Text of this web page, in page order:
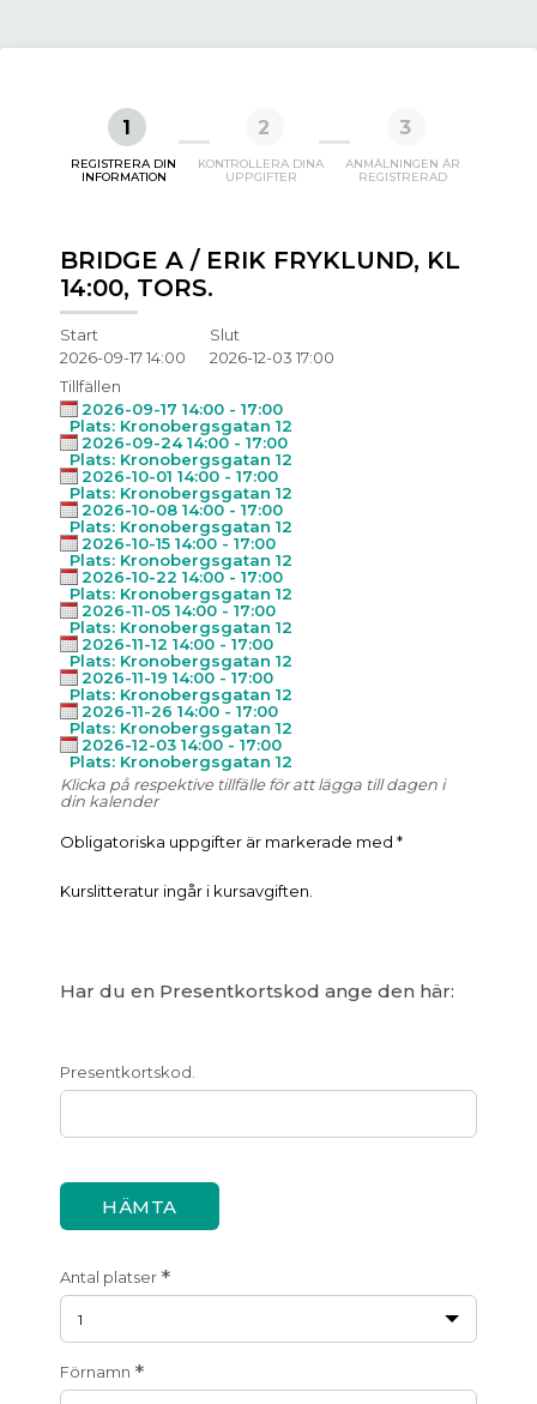
1
REGISTRERA DIN
INFORMATION
2
KONTROLLERA DINA
UPPGIFTER
3
ANMÄLNINGEN ÄR
REGISTRERAD
BRIDGE A / ERIK FRYKLUND, KL
14:00, TORS.
Start
2026-09-17 14:00
Slut
2026-12-03 17:00
Tillfällen
2026-09-17 14:00 - 17:00
Plats: Kronobergsgatan 12
2026-09-24 14:00 - 17:00
Plats: Kronobergsgatan 12
2026-10-01 14:00 - 17:00
Plats: Kronobergsgatan 12
2026-10-08 14:00 - 17:00
Plats: Kronobergsgatan 12
2026-10-15 14:00 - 17:00
Plats: Kronobergsgatan 12
2026-10-22 14:00 - 17:00
Plats: Kronobergsgatan 12
2026-11-05 14:00 - 17:00
Plats: Kronobergsgatan 12
2026-11-12 14:00 - 17:00
Plats: Kronobergsgatan 12
2026-11-19 14:00 - 17:00
Plats: Kronobergsgatan 12
2026-11-26 14:00 - 17:00
Plats: Kronobergsgatan 12
2026-12-03 14:00 - 17:00
Plats: Kronobergsgatan 12
Klicka på respektive tillfälle för att lägga till dagen i
din kalender
Obligatoriska uppgifter är markerade med *
Kurslitteratur ingår i kursavgiften.
Har du en Presentkortskod ange den här:
Presentkortskod.
HÄMTA
Antal platser *
Förnamn *